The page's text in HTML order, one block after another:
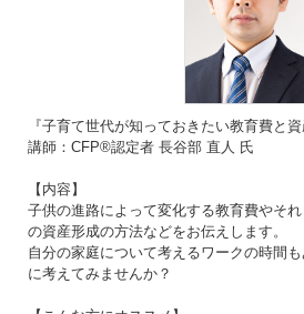
『子育て世代が知っておきたい教育費と資
講師：CFP®認定者 長谷部 直人 氏
【内容】
子供の進路によって変化する教育費やそ
の資産形成の方法などをお伝えします。
自分の家庭について考えるワークの時間
に考えてみませんか？